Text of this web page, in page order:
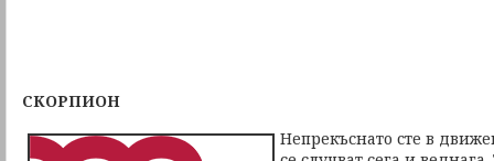
СКОРПИОН
Непрекъснато сте в